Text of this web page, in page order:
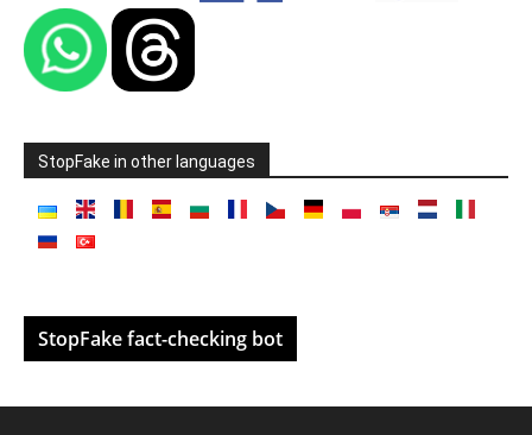
StopFake in other languages
StopFake fact-checking bot